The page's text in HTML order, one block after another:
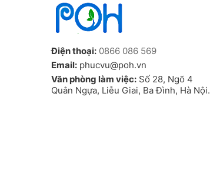
Điện thoại: 0866 086 569
Email: phucvu@poh.vn
Văn phòng làm việc: Số 28, Ngõ 4
Quân Ngựa, Liễu Giai, Ba Đình, Hà Nội.